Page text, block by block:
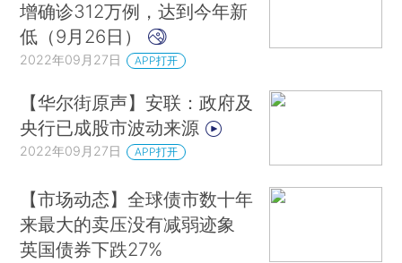
增确诊312万例，达到今年新
低（9月26日）
2022年09月27日 APP打开
【华尔街原声】安联：政府及
央行已成股市波动来源
2022年09月27日 APP打开
【市场动态】全球债市数十年
来最大的卖压没有减弱迹象
英国债券下跌27%